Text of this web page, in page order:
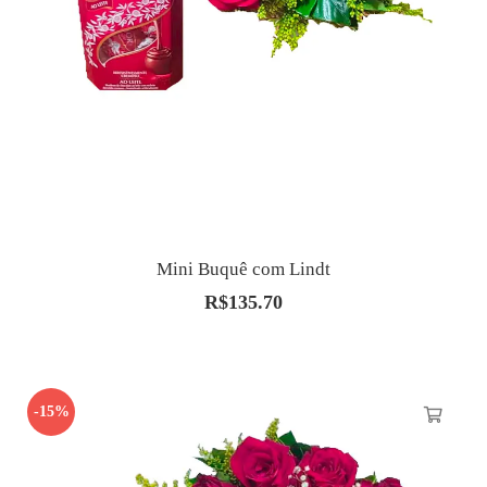
Mini Buquê com Lindt
R$135.70
-15%